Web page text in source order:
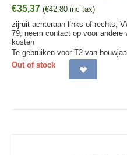
€35,37 (€42,80 inc tax)
zijruit achteraan links of rechts,
79, neem contact op voor andere
kosten
Te gebruiken voor T2 van
Out of stock